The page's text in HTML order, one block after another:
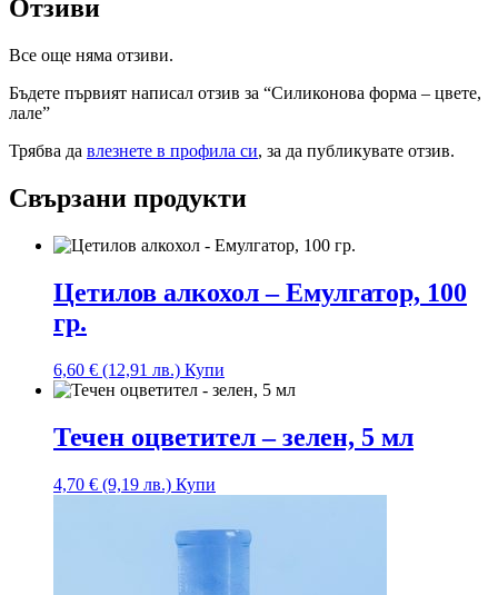
Отзиви
Все още няма отзиви.
Бъдете първият написал отзив за “Силиконова форма – цветe,
лале”
Трябва да влезнете в профила си, за да публикувате отзив.
Свързани продукти
Цетилов алкохол – Емулгатор, 100
гр.
6,60 € (12,91 лв.) Купи
Течен оцветител – зелен, 5 мл
4,70 € (9,19 лв.) Купи